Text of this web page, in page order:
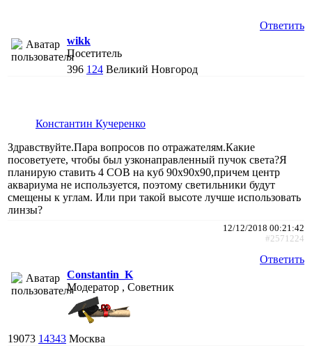
Ответить
wikk
Посетитель
396 124 Великий Новгород
Константин Кучеренко
Здравствуйте.Пара вопросов по отражателям.Какие
посоветуете, чтобы был узконаправленный пучок света?Я
планирую ставить 4 СОВ на куб 90х90х90,причем центр
аквариума не используется, поэтому светильники будут
смещены к углам. Или при такой высоте лучше использовать
линзы?
12/12/2018 00:21:42
#2571224
Ответить
Constantin_K
Модератор , Советник
19073 14343 Москва